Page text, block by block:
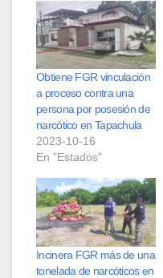
Obtiene FGR vinculación
a proceso contra una
persona por posesión de
narcótico en Tapachula
2023-10-16
En "Estados"
Incinera FGR más de una
tonelada de narcóticos en